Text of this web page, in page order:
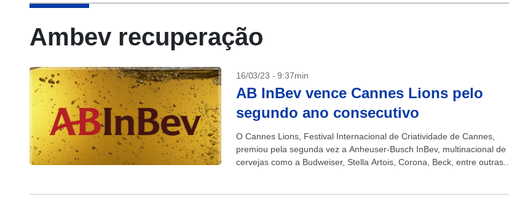
Ambev recuperação
16/03/23 - 9:37min
AB InBev vence Cannes Lions pelo
segundo ano consecutivo
O Cannes Lions, Festival Internacional de Criatividade de Cannes,
premiou pela segunda vez a Anheuser-Busch InBev, multinacional de
cervejas como a Budweiser, Stella Artois, Corona, Beck, entre outras. +